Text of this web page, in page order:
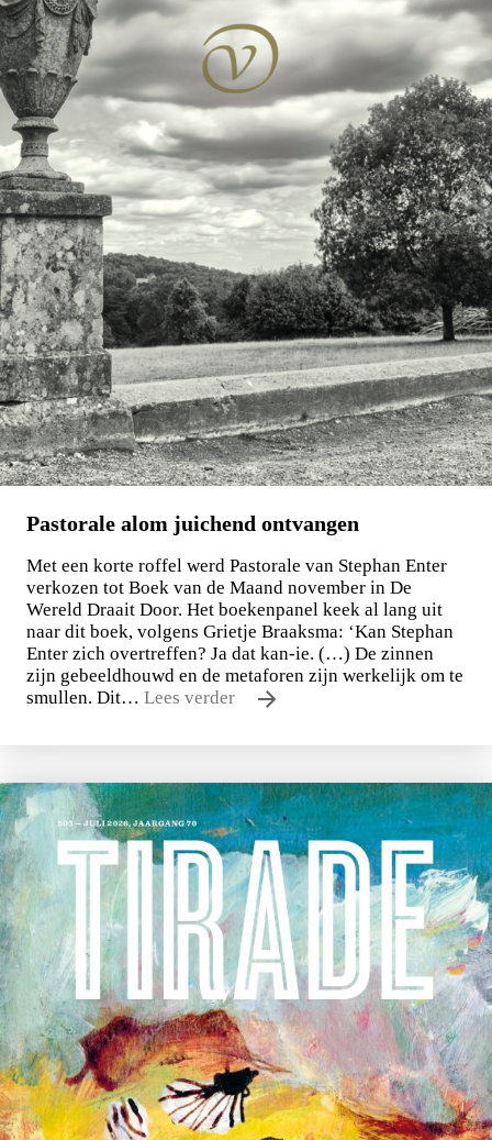
Pastorale alom juichend ontvangen
Met een korte roffel werd Pastorale van Stephan Enter
verkozen tot Boek van de Maand november in De
Wereld Draait Door. Het boekenpanel keek al lang uit
naar dit boek, volgens Grietje Braaksma: ‘Kan Stephan
Enter zich overtreffen? Ja dat kan-ie. (…) De zinnen
zijn gebeeldhouwd en de metaforen zijn werkelijk om te
smullen. Dit… Lees verder